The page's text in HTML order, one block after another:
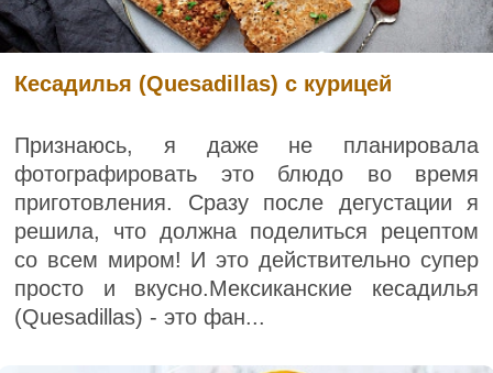
Кесадилья (Quesadillas) с курицей
Признаюсь, я даже не планировала
фотографировать это блюдо во время
приготовления. Сразу после дегустации я
решила, что должна поделиться рецептом
со всем миром! И это действительно супер
просто и вкусно.Мексиканские кесадилья
(Quesadillas) - это фан...